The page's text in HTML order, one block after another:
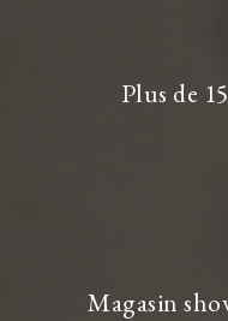
Plus de
Magasin